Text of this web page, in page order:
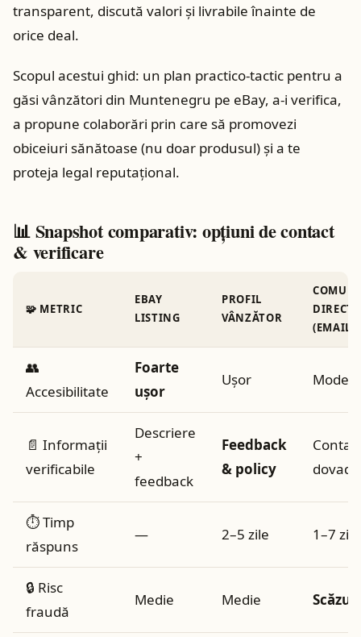
transparent, discută valori și livrabile înainte de
orice deal.
Scopul acestui ghid: un plan practico‑tactic pentru a
găsi vânzători din Muntenegru pe eBay, a-i verifica,
a propune colaborări prin care să promovezi
obiceiuri sănătoase (nu doar produsul) și a te
proteja legal reputațional.
📊 Snapshot comparativ: opţiuni de contact
& verificare
🧩 METRIC
EBAY
LISTING
PROFIL
VÂNZĂTOR
DIRECTĂ
(EMAIL/
👥
Accesibilitate
Foarte
uşor
Uşor
📄 Informaţii
verificabile
Descriere
+
feedback
Feedback
& policy
dovadă
⏱️ Timp
răspuns
— 2–5 zile 1–7 zile
🔒 Risc
fraudă
Medie Medie Scăzut